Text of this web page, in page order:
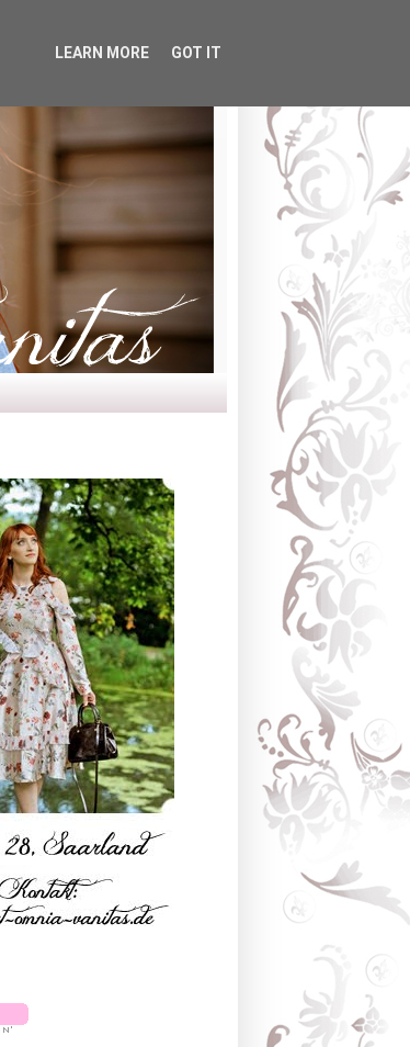
LEARN MORE GOT IT